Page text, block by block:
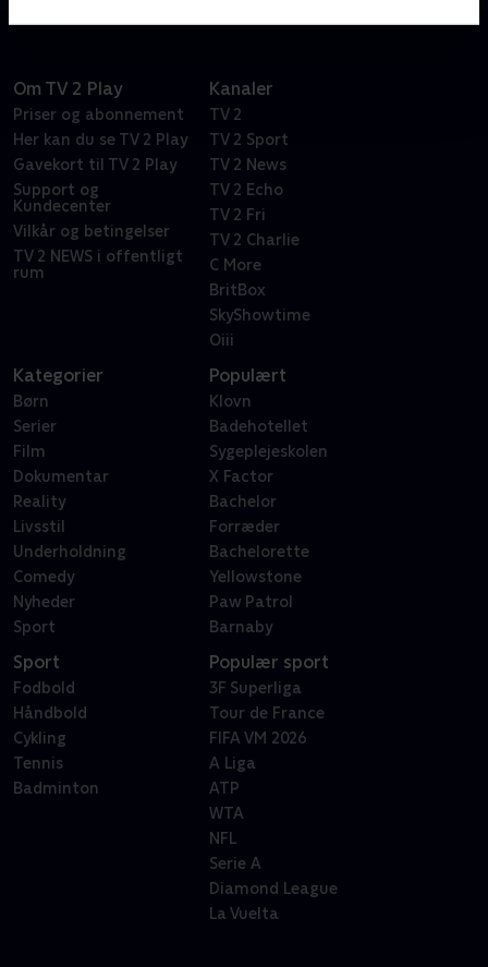
Om TV 2 Play
Priser og abonnement
Her kan du se TV 2 Play
Gavekort til TV 2 Play
Support og
Kundecenter
Vilkår og betingelser
TV 2 NEWS i offentligt
rum
Kanaler
TV 2
TV 2 Sport
TV 2 News
TV 2 Echo
TV 2 Fri
TV 2 Charlie
C More
BritBox
SkyShowtime
Oiii
Kategorier
Børn
Serier
Film
Dokumentar
Reality
Livsstil
Underholdning
Comedy
Nyheder
Sport
Populært
Klovn
Badehotellet
Sygeplejeskolen
X Factor
Bachelor
Forræder
Bachelorette
Yellowstone
Paw Patrol
Barnaby
Sport
Fodbold
Håndbold
Cykling
Tennis
Badminton
Populær sport
3F Superliga
Tour de France
FIFA VM 2026
A Liga
ATP
WTA
NFL
Serie A
Diamond League
La Vuelta